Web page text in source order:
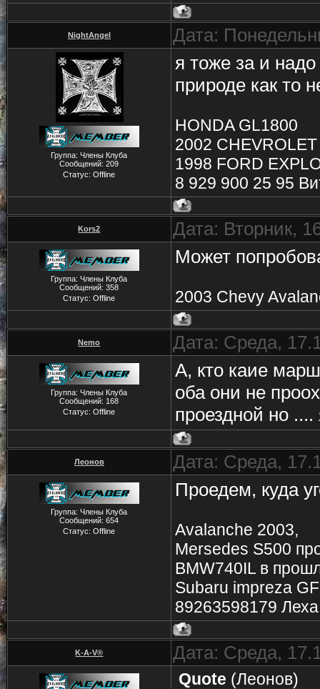
NightAngel Дата:
Группа: Члены Клуба
Сообщений:209
Статус:Offline
я тоже за и
природе как то
HONDA GL1800
2002
1998 FORD
8 929 900 25 95
Kors2 Дата: Вторник,
Группа: Члены Клуба
Сообщений:358
Статус:Offline
Может
2003 Chevy
Nemo Дата: Среда,
Группа: Члены Клуба
Сообщений: 168
Статус:Offline
А, кто каие
оба они не
проездной но
Леонов Дата: Среда,
Группа: Члены Клуба
Сообщений:654
Статус:Offline
Проедем, куда
Avalanche 2003,
Mersedes S500
BMW740IL в
Subaru impreza
89263598179 Леха
K-A-V® Дата: Среда,
Quote (Леонов)